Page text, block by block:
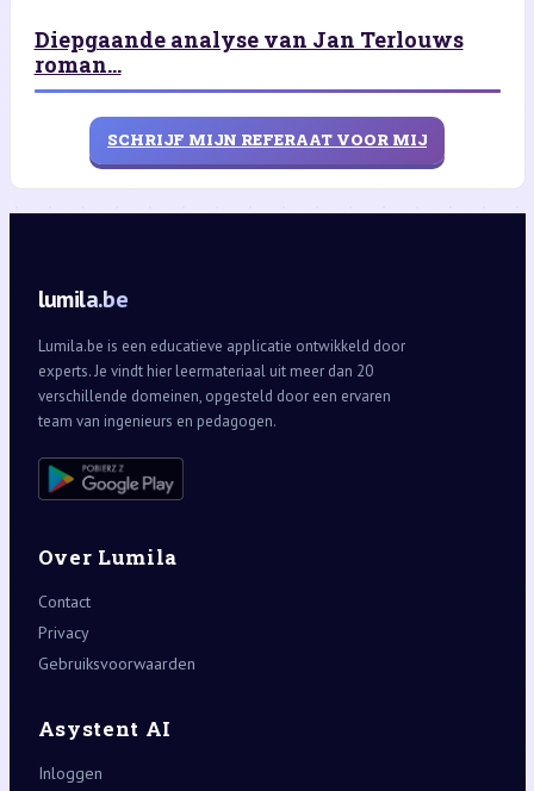
Diepgaande analyse van Jan Terlouws
roman...
SCHRIJF MIJN REFERAAT VOOR MIJ
lumila.be
Lumila.be is een educatieve applicatie ontwikkeld door
experts. Je vindt hier leermateriaal uit meer dan 20
verschillende domeinen, opgesteld door een ervaren
team van ingenieurs en pedagogen.
Over Lumila
Contact
Privacy
Gebruiksvoorwaarden
Asystent AI
Inloggen